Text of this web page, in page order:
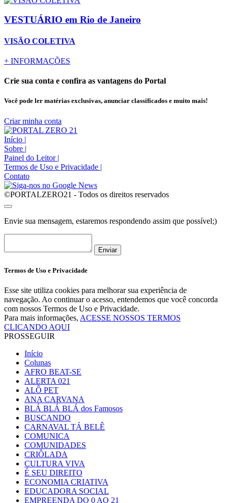
VESTUÁRIO em Rio de Janeiro
VISÃO COLETIVA
+ INFORMAÇÕES
Crie sua conta e confira as vantagens do Portal
Você pode ler matérias exclusivas, anunciar classificados e muito mais!
Criar minha conta
Início |
Sobre |
Painel do Leitor |
Termos de Uso e Privacidade |
Contato
©PORTALZERO21 - Todos os direitos reservados
Envie sua mensagem, estaremos respondendo assim que possível;)
Enviar
Termos de Uso e Privacidade
Esse site utiliza cookies para melhorar sua experiência de
navegação. Ao continuar o acesso, entendemos que você concorda
com nossos Termos de Uso e Privacidade.
Para mais informações, ACESSE NOSSOS TERMOS
CLICANDO AQUI
PROSSEGUIR
Início
Colunas
AFRO BEAT-SE
ALERTA 021
ALÔ PET
ANA CARVANA
BLÁ BLÁ BLÁ dos Famosos
BUSCANDO
CARNAVAL TÁ BELÊ
COMUNICA
COMUNIDADES
CRIÔLADA
CULTURA VIVA
É SEU DIREITO
ECONOMIA CRIATIVA
EDUCADORA SOCIAL
EMPREENDA DO 0 AO 21